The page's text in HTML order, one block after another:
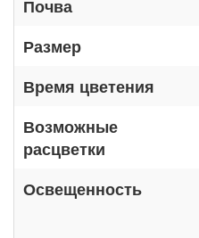
Почва
Размер
Время цветения
Возможные
расцветки
Освещенность